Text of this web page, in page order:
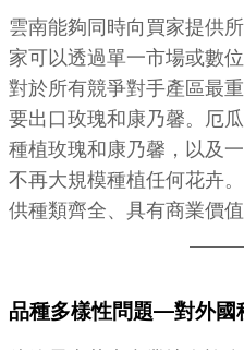
雲南能夠同時向買家提供
家可以透過單一市場或數
對於所有競爭對手產區最
要出口玫瑰和康乃馨。厄
種植玫瑰和康乃馨，以及
不再大規模種植任何花卉
供種類齊全、具有商業價
品種多樣性問題—對外國